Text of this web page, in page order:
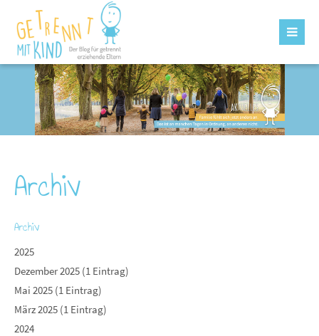
Archiv
Archiv
2025
Dezember 2025 (1 Eintrag)
Mai 2025 (1 Eintrag)
März 2025 (1 Eintrag)
2024